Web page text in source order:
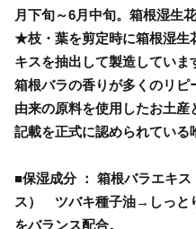
月下旬～6月中旬。箱根湿生
★枝・葉を剪定時に箱根湿生
キスを抽出して製造してい
箱根バラの香りが多くのリ
由来の原料を使用したお土
記載を正式に認められている
■保湿成分 ： 箱根バラエキ
ス） ツバキ種子油→しっと
をバランス配合。